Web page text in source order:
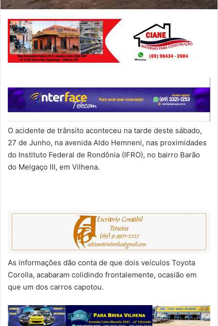
O acidente de trânsito aconteceu na tarde deste sábado,
27 de Junho, na avenida Aldo Hemneni, nas proximidades
do Instituto Federal de Rondônia (IFRO), no bairro Barão
do Melgaço III, em Vilhena.
As informações dão conta de que dois veículos Toyota
Corolla, acabaram colidindo frontalemente, ocasião em
que um dos carros capotou.